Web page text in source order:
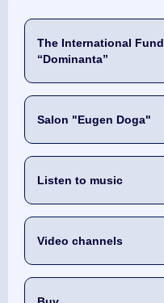
The International Fund
“Dominanta”
Salon "Eugen Doga"
Listen to music
Video channels